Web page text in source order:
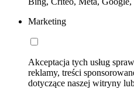
Marketing
Akceptacja tych usług
reklamy, treści
dotyczące naszej witryny